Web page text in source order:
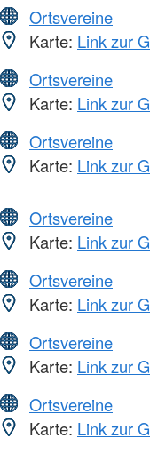
Ortsvereine
Karte: Link zur
Ortsvereine
Karte: Link zur
Ortsvereine
Karte: Link zur
Ortsvereine
Karte: Link zur
Ortsvereine
Karte: Link zur
Ortsvereine
Karte: Link zur
Ortsvereine
Karte: Link zur